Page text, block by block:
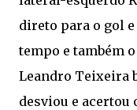
direto para o gol
tempo e também
Leandro Teixeira
desviou e acertou